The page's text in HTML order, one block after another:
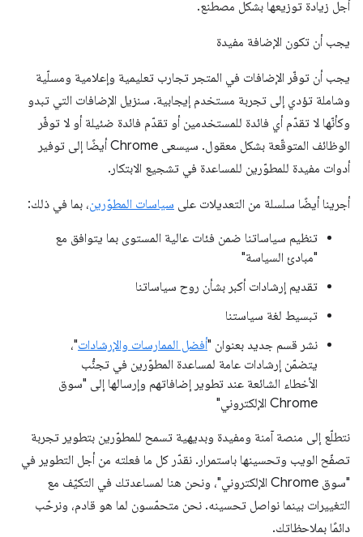
أجل زيادة توزيعها بشكل مصطنع.
يجب أن تكون الإضافة مفيدة
يجب أن توفّر الإضافات في المتجر تجارب تعليمية وإعلامية ومسلّية
وشاملة تؤدي إلى تجربة مستخدم إيجابية. سنزيل الإضافات التي تبدو
وكأنّها لا تقدّم أي فائدة للمستخدمين أو تقدّم فائدة ضئيلة أو لا توفّر
الوظائف المتوقّعة بشكل معقول. سيسعى Chrome أيضًا إلى توفير
أدوات مفيدة للمطوّرين للمساعدة في تشجيع الابتكار.
أجرينا أيضًا سلسلة من التعديلات على سياسات المطوّرين، بما في ذلك:
تنظيم سياساتنا ضمن فئات عالية المستوى بما يتوافق مع
"مبادئ السياسة"
تقديم إرشادات أكبر بشأن روح سياساتنا
تبسيط لغة سياستنا
نشر قسم جديد بعنوان "أفضل الممارسات والإرشادات"،
يتضمّن إرشادات عامة لمساعدة المطوّرين في تجنُّب
الأخطاء الشائعة عند تطوير إضافاتهم وإرسالها إلى "سوق
Chrome الإلكتروني"
نتطلّع إلى منصة آمنة ومفيدة وبديهية تسمح للمطوّرين بتطوير تجربة
تصفّح الويب وتحسينها باستمرار. نقدّر كل ما فعلته من أجل التطوير في
"سوق Chrome الإلكتروني"، ونحن هنا لمساعدتك في التكيّف مع
التغييرات بينما نواصل تحسينه. نحن متحمّسون لما هو قادم، ونرحّب
دائمًا بملاحظاتك.